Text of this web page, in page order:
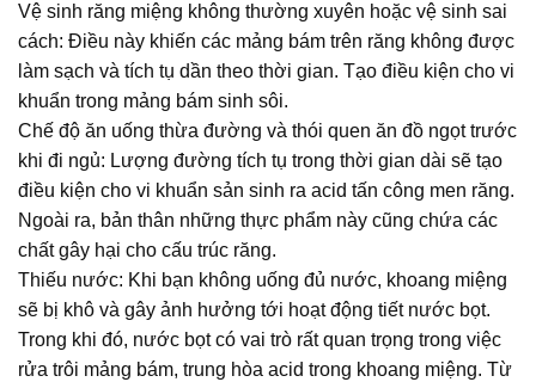
Vệ sinh răng miệng không thường xuyên hoặc vệ sinh sai
cách: Điều này khiến các mảng bám trên răng không được
làm sạch và tích tụ dần theo thời gian. Tạo điều kiện cho vi
khuẩn trong mảng bám sinh sôi.
Chế độ ăn uống thừa đường và thói quen ăn đồ ngọt trước
khi đi ngủ: Lượng đường tích tụ trong thời gian dài sẽ tạo
điều kiện cho vi khuẩn sản sinh ra acid tấn công men răng.
Ngoài ra, bản thân những thực phẩm này cũng chứa các
chất gây hại cho cấu trúc răng.
Thiếu nước: Khi bạn không uống đủ nước, khoang miệng
sẽ bị khô và gây ảnh hưởng tới hoạt động tiết nước bọt.
Trong khi đó, nước bọt có vai trò rất quan trọng trong việc
rửa trôi mảng bám, trung hòa acid trong khoang miệng. Từ